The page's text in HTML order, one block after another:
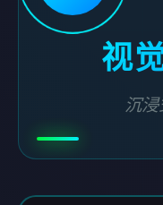
视
沉